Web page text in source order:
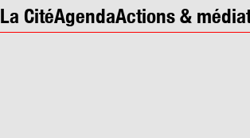
La CitéAgendaActions &